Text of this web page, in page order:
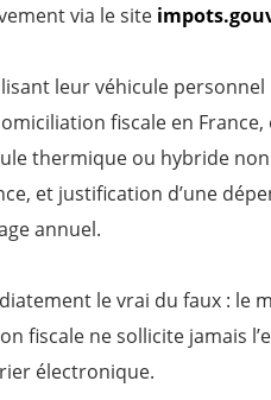
via le site
leur véhicule
fiscale en France,
thermique ou hybride
et justification d’une
annuel.
le vrai du faux : le
fiscale ne sollicite jamais
électronique.